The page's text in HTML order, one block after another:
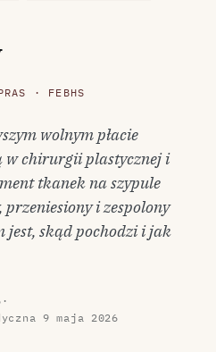
· FEBHS
wolnym płacie
w chirurgii plastycznej i
tkanek na szypule
i zespolony
jest, skąd pochodzi i jak
·
9 maja 2026